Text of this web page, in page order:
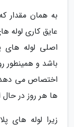
به همان مقدار
عایق کاری لوله
اصلی لوله های
باشد و همینطور
اختصاص می دهد.
ها هر روز در
زیرا لوله های